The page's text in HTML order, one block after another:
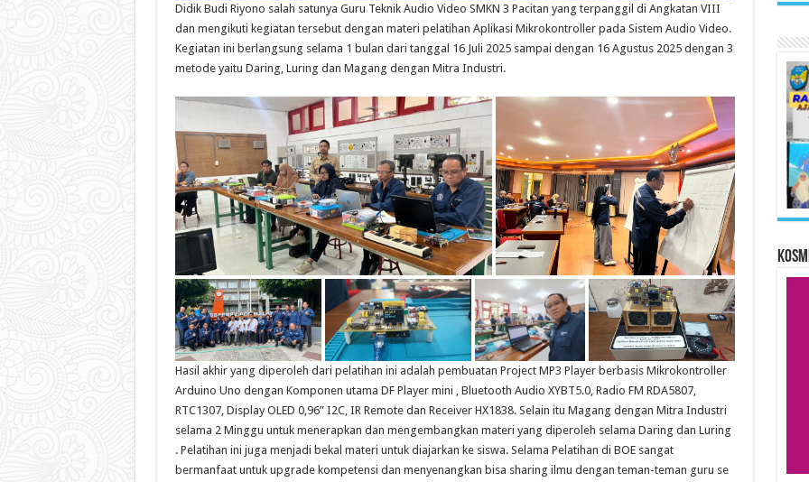
Didik Budi Riyono salah satunya Guru Teknik Audio Video SMKN 3 Pacitan yang terpanggil di Angkatan VIII
dan mengikuti kegiatan tersebut dengan materi pelatihan Aplikasi Mikrokontroller pada Sistem Audio Video.
Kegiatan ini berlangsung selama 1 bulan dari tanggal 16 Juli 2025 sampai dengan 16 Agustus 2025 dengan 3
metode yaitu Daring, Luring dan Magang dengan Mitra Industri.
Hasil akhir yang diperoleh dari pelatihan ini adalah pembuatan Project MP3 Player berbasis Mikrokontroller
Arduino Uno dengan Komponen utama DF Player mini , Bluetooth Audio XYBT5.0, Radio FM RDA5807,
RTC1307, Display OLED 0,96” I2C, IR Remote dan Receiver HX1838. Selain itu Magang dengan Mitra Industri
selama 2 Minggu untuk menerapkan dan mengembangkan materi yang diperoleh selama Daring dan Luring
. Pelatihan ini juga menjadi bekal materi untuk diajarkan ke siswa. Selama Pelatihan di BOE sangat
bermanfaat untuk upgrade kompetensi dan menyenangkan bisa sharing ilmu dengan teman-teman guru se